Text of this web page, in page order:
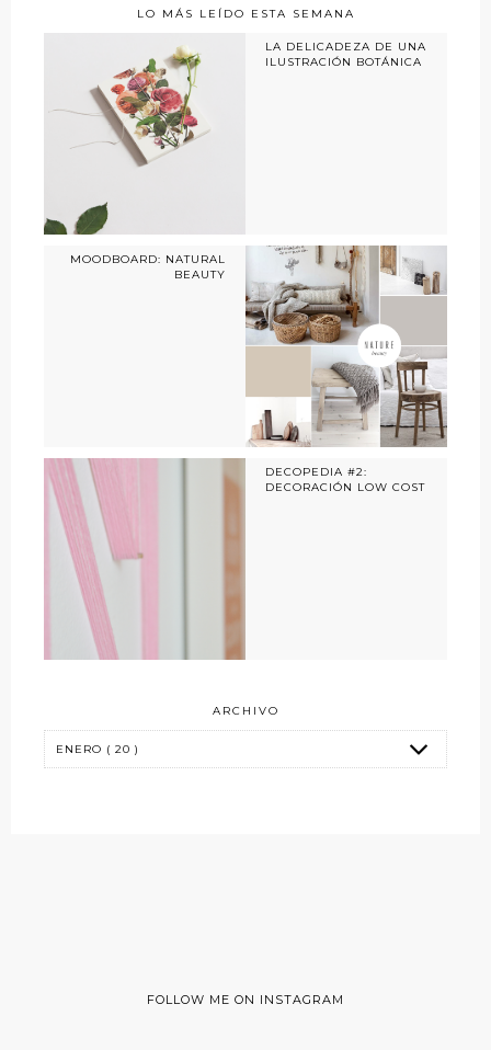
LO MÁS LEÍDO ESTA SEMANA
LA DELICADEZA DE UNA
ILUSTRACIÓN BOTÁNICA
MOODBOARD: NATURAL
BEAUTY
DECOPEDIA #2:
DECORACIÓN LOW COST
ARCHIVO
FOLLOW ME ON INSTAGRAM